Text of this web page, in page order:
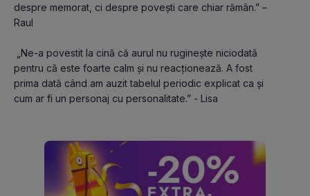
despre memorat, ci despre povești care chiar rămân.” –
Raul
pentru că este foarte calm și nu reacționează. A fost
prima dată când am auzit tabelul periodic explicat ca și
cum ar fi un personaj cu personalitate.” - Lisa